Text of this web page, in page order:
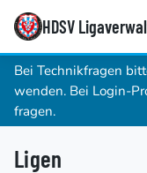
HDSV
Bei Technikfragen
wenden. Bei Login-
fragen.
Ligen